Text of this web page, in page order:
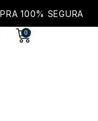
0
Carrinho